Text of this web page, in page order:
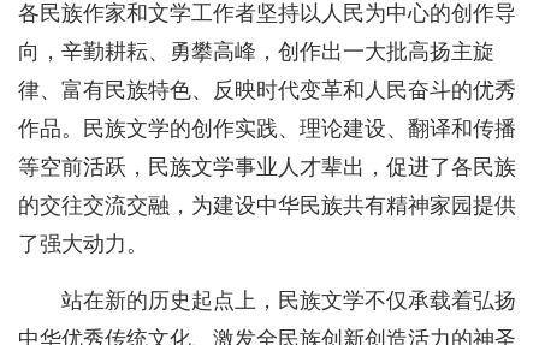
各民族作家和文学工作者坚持以人民为中心的创作导
向，辛勤耕耘、勇攀高峰，创作出一大批高扬主旋
律、富有民族特色、反映时代变革和人民奋斗的优秀
作品。民族文学的创作实践、理论建设、翻译和传播
等空前活跃，民族文学事业人才辈出，促进了各民族
的交往交流交融，为建设中华民族共有精神家园提供
了强大动力。
站在新的历史起点上，民族文学不仅承载着弘扬
中华优秀传统文化、激发全民族创新创造活力的神圣